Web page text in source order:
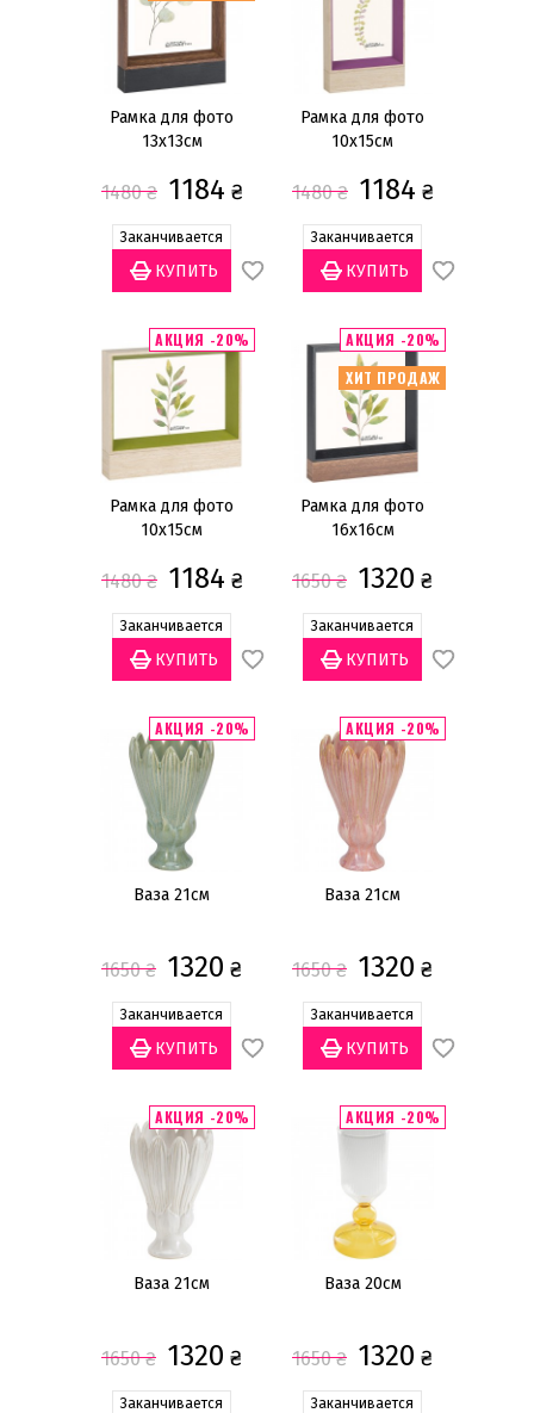
Рамка для фото
13х13см
1480 ₴ 1184 ₴
Заканчивается
Рамка для фото
10х15см
1480 ₴ 1184 ₴
Заканчивается
АКЦИЯ -20%
Рамка для фото
10х15см
1480 ₴ 1184 ₴
Заканчивается
ХИТ ПРОДАЖ
АКЦИЯ -20%
Рамка для фото
16х16см
1650 ₴ 1320 ₴
Заканчивается
АКЦИЯ -20%
Ваза 21см
1650 ₴ 1320 ₴
Заканчивается
АКЦИЯ -20%
Ваза 21см
1650 ₴ 1320 ₴
Заканчивается
АКЦИЯ -20%
Ваза 21см
1650 ₴ 1320 ₴
Заканчивается
АКЦИЯ -20%
Ваза 20см
1650 ₴ 1320 ₴
Заканчивается